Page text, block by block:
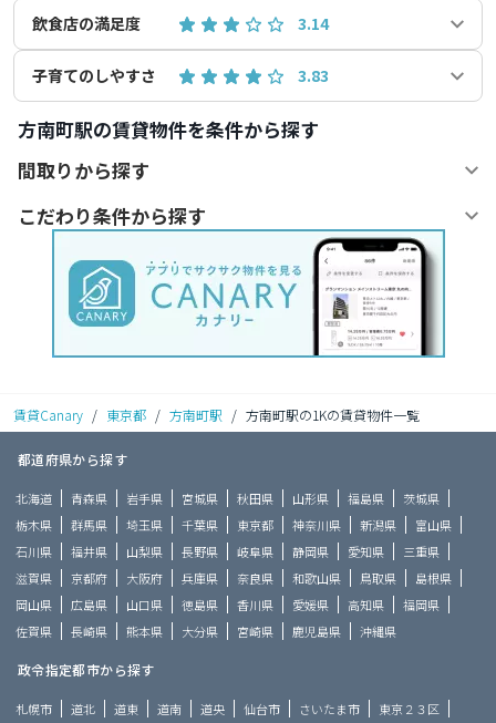
飲食店の満足度 3.14
子育てのしやすさ 3.83
方南町駅の賃貸物件を条件から探す
間取りから探す
こだわり条件から探す
賃貸Canary / 東京都 / 方南町駅 / 方南町駅の1Kの賃貸物件一覧
都道府県から探す
北海道 青森県 岩手県 宮城県 秋田県 山形県 福島県
茨城県
栃木県
群馬県 埼玉県 千葉県 東京都 神奈川県 新潟県
富山県
石川県
福井県 山梨県 長野県 岐阜県 静岡県 愛知県
三重県
滋賀県
京都府 大阪府 兵庫県 奈良県 和歌山県 鳥取県
島根県
岡山県
広島県 山口県 徳島県 香川県 愛媛県 高知県
福岡県
佐賀県
長崎県 熊本県 大分県 宮崎県 鹿児島県 沖縄県
政令指定都市から探す
札幌市 道北 道東 道南 道央 仙台市 さいたま市 東京２３区